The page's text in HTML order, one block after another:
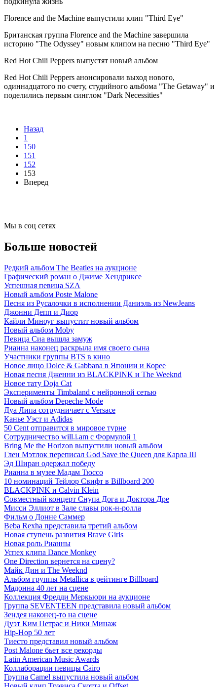
Florence and the Machine выпустили клип "Third Eye"
Британская группа Florence and the Machine завершила
историю "The Odyssey" новым клипом на песню "Third Eye"
Red Hot Chili Peppers выпустят новый альбом
Red Hot Chili Peppers анонсировали выход нового,
одиннадцатого по счету, студийного альбома "The Getaway" и
поделились первым синглом "Dark Necessities"
Назад
1
150
151
152
153
Вперед
Мы в соц сетях
Больше новостей
Редкий альбом The Beatles на аукционе
Графический роман о Джиме Хендриксе
Успешная певица SZA
Новый альбом Poste Malone
Песня из Русалочки в исполнении Даниэль из NewJeans
Джонни Депп и Диор
Кайли Миноуг выпустит новый альбом
Новый альбом Moby
Певица Сиа вышла замуж
Рианна наконец раскрыла имя своего сына
Участники группы BTS в кино
Новое лицо Dolce & Gabbana в Японии и Корее
Новая песня Дженни из BLACKPINK и The Weeknd
Новое тату Doja Cat
Эксперименты Timbaland c нейронной сетью
Новый альбом Depeche Mode
Дуа Липа сотрудничает с Versace
Канье Уэст и Adidas
50 Сent отправится в мировое турне
Сотрудничество will.i.am с Формулой 1
Bring Me the Horizon выпустили новый альбом
Глен Мэтлок переписал God Save the Queen для Карла III
Эд Ширан одержал победу
Рианна в музее Мадам Тюссо
10 номинаций Тейлор Свифт в Billboard 200
BLACKPINK и Calvin Klein
Совместный концерт Снупа Дога и Доктора Дре
Мисси Эллиот в Зале славы рок-н-ролла
Фильм о Донне Саммер
Beba Rexha представила третий альбом
Новая ступень развития Brave Girls
Новая роль Рианны
Успех клипа Dance Monkey
One Direction вернется на сцену?
Майк Дин и The Weeknd
Альбом группы Metallica в рейтинге Billboard
Мадонна 40 лет на сцене
Коллекция Фредди Меркьюри на аукционе
Группа SEVENTEEN представила новый альбом
Зендея наконец-то на сцене
Дуэт Ким Петрас и Ники Минаж
Hip-Hop 50 лет
Тиесто представил новый альбом
Post Malone бьет все рекорды
Latin American Music Awards
Коллаборации певицы Сairo
Группа Camel выпустила новый альбом